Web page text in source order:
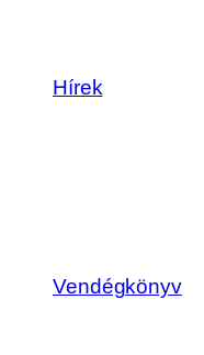
Hírek
Vendégkönyv